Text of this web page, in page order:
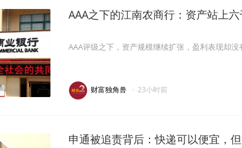
AAA之下的江南农商行：资产站上
AAA评级之下，资产规模继续扩张，盈利表现却没
财富独角兽 · 23小时前
申通被追责背后：快递可以便宜，